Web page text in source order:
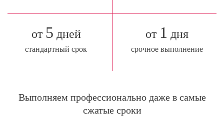
от 5 дней
стандартный срок
от 1 дня
срочное выполнение
Выполняем профессионально даже в самые
сжатые сроки